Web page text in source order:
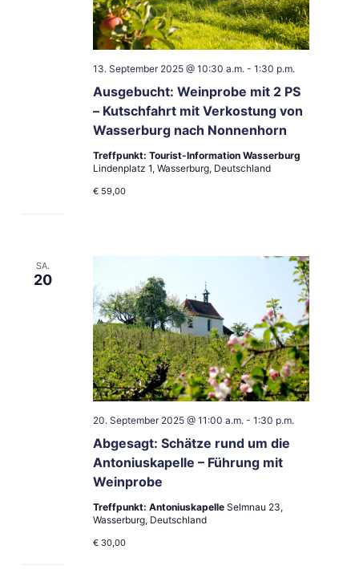
Ausgebucht: Weinprobe mit 2 PS
– Kutschfahrt mit Verkostung von
Wasserburg nach Nonnenhorn
13. September 2025 @ 10:30 a.m.- 1:30 p.m.
Treffpunkt: Tourist-Information Wasserburg
Lindenplatz 1, Wasserburg, Deutschland
€ 59,00
SA.
20
Abgesagt: Schätze rund um die
Antoniuskapelle – Führung mit
Weinprobe
20. September 2025 @ 11:00 a.m. - 1:30 p.m.
Treffpunkt: Antoniuskapelle Selmnau 23,
Wasserburg, Deutschland
€ 30,00